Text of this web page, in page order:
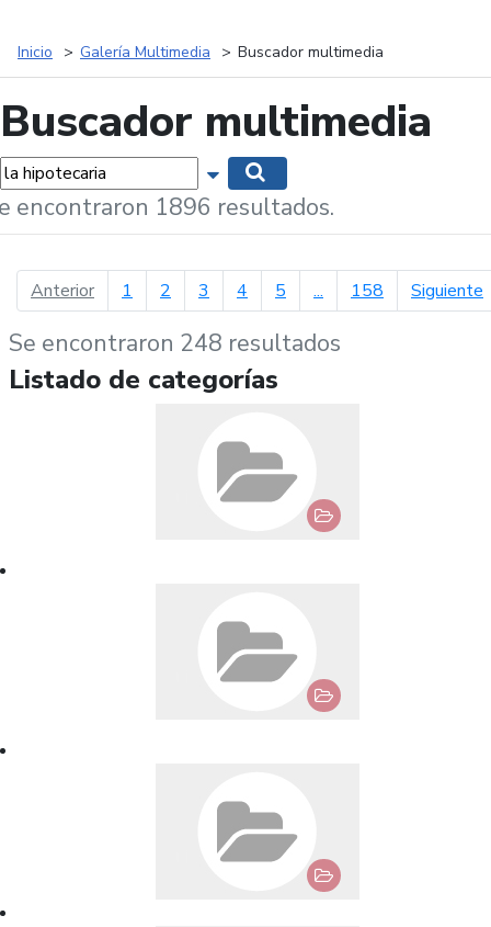
Inicio Galería Multimedia Buscador multimedia
Buscador multimedia
Mostrar opciones de búsqueda
encontraron 1896 resultados.
Anteriorpágina anterior
1 2 3 4 5 ... 158 Siguiente
Se encontraron 248 resultados
Listado de categorías